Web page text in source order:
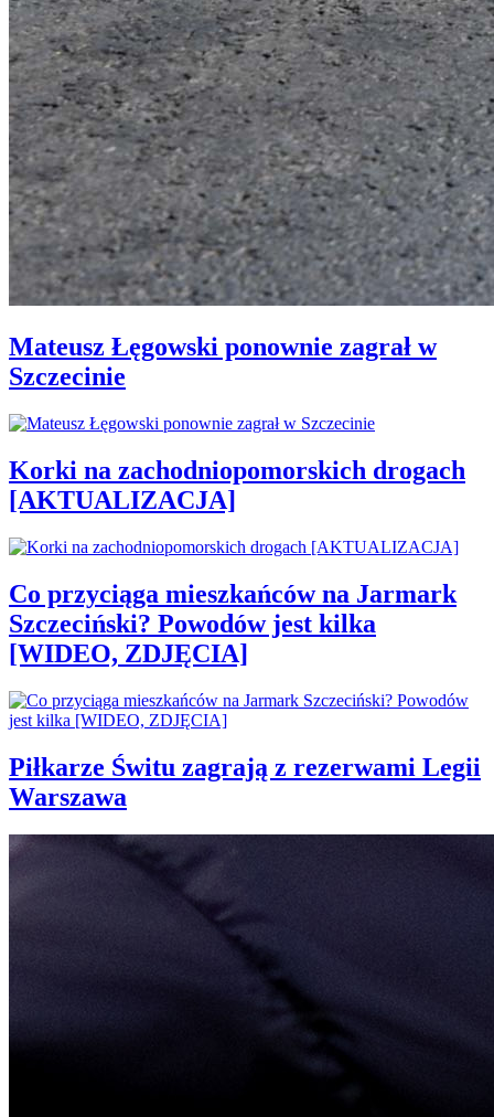
Mateusz Łęgowski ponownie zagrał w
Szczecinie
Korki na zachodniopomorskich drogach
[AKTUALIZACJA]
Co przyciąga mieszkańców na Jarmark
Szczeciński? Powodów jest kilka
[WIDEO, ZDJĘCIA]
Piłkarze Świtu zagrają z rezerwami Legii
Warszawa